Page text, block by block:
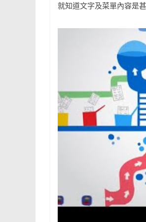
就知道文字及菜單內容是